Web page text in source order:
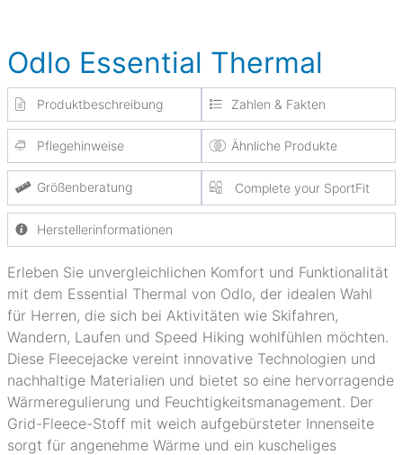
Odlo Essential Thermal
Produktbeschreibung Zahlen & Fakten
Pflegehinweise Ähnliche Produkte
Größenberatung Complete your SportFit
Herstellerinformationen
Erleben Sie unvergleichlichen Komfort und Funktionalität
mit dem Essential Thermal von Odlo, der idealen Wahl
für Herren, die sich bei Aktivitäten wie Skifahren,
Wandern, Laufen und Speed Hiking wohlfühlen möchten.
Diese Fleecejacke vereint innovative Technologien und
nachhaltige Materialien und bietet so eine hervorragende
Wärmeregulierung und Feuchtigkeitsmanagement. Der
Grid-Fleece-Stoff mit weich aufgebürsteter Innenseite
sorgt für angenehme Wärme und ein kuscheliges